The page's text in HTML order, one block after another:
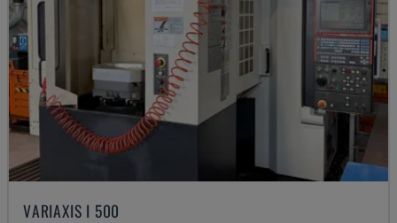
VARIAXIS I 500